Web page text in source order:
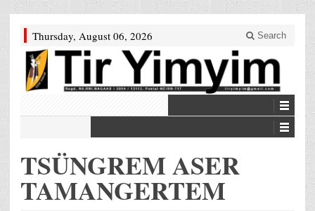
Thursday, August 06, 2026 Search
TSÜNGREM ASER
TAMANGERTEM